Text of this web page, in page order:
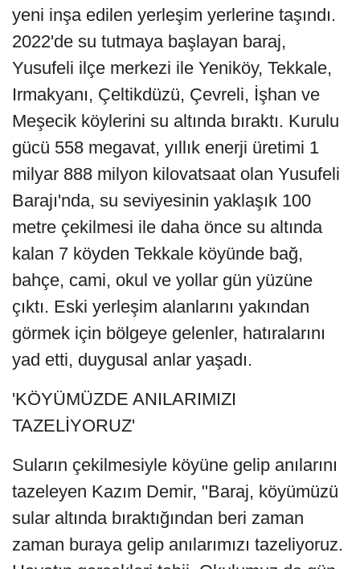
yeni inşa edilen yerleşim yerlerine taşındı.
2022'de su tutmaya başlayan baraj,
Yusufeli ilçe merkezi ile Yeniköy, Tekkale,
Irmakyanı, Çeltikdüzü, Çevreli, İşhan ve
Meşecik köylerini su altında bıraktı. Kurulu
gücü 558 megavat, yıllık enerji üretimi 1
milyar 888 milyon kilovatsaat olan Yusufeli
Barajı'nda, su seviyesinin yaklaşık 100
metre çekilmesi ile daha önce su altında
kalan 7 köyden Tekkale köyünde bağ,
bahçe, cami, okul ve yollar gün yüzüne
çıktı. Eski yerleşim alanlarını yakından
görmek için bölgeye gelenler, hatıralarını
yad etti, duygusal anlar yaşadı.
'KÖYÜMÜZDE ANILARIMIZI
TAZELİYORUZ'
Suların çekilmesiyle köyüne gelip anılarını
tazeleyen Kazım Demir, "Baraj, köyümüzü
sular altında bıraktığından beri zaman
zaman buraya gelip anılarımızı tazeliyoruz.